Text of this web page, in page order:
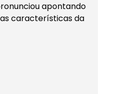
apontando
características da